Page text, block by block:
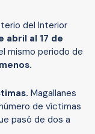
del Interior
abril al 17 de
mismo periodo de
Magallanes
de víctimas
pasó de dos a